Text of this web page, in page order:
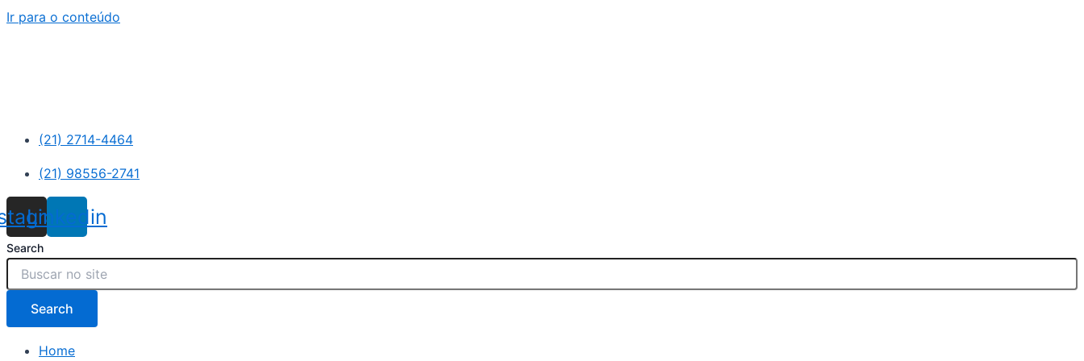
Ir para o conteúdo
(21) 2714-4464
(21) 98556-2741
Linkedin
Search
Search
Home